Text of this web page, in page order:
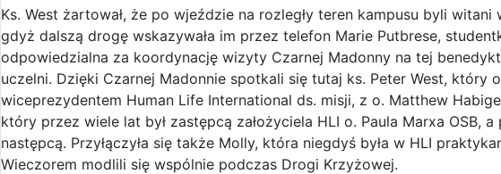
Ks. West żartował, że po wjeździe na rozległy teren kampusu byli witani
gdyż dalszą drogę wskazywała im przez telefon Marie Putbrese,
odpowiedzialna za koordynację wizyty Czarnej Madonny na tej
uczelni. Dzięki Czarnej Madonnie spotkali się tutaj ks. Peter West, który
wiceprezydentem Human Life International ds. misji, z o. Matthew
który przez wiele lat był zastępcą założyciela HLI o. Paula Marxa OSB, a
następcą. Przyłączyła się także Molly, która niegdyś była w HLI
Wieczorem modlili się wspólnie podczas Drogi Krzyżowej.